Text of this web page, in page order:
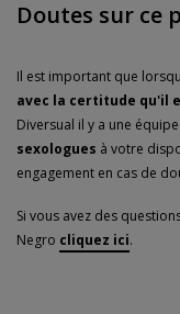
Doutes sur ce
Il est important que
avec la certitude qu'il
Diversual il y a une
sexologues à votre
engagement en cas de
Si vous avez des
Negro cliquez ici.